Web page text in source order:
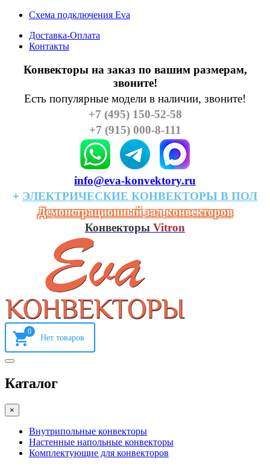
Схема подключения Eva
Доставка-Оплата
Контакты
Конвекторы на заказ по вашим размерам,
звоните!
Есть популярные модели в наличии, звоните!
+7 (495) 150-52-58
+7 (915) 000-8-111
info@eva-konvektory.ru
+ ЭЛЕКТРИЧЕСКИЕ КОHВЕКТОРЫ В ПОЛ
Демонстрационный зал конвекторов
Конвекторы Vitron
0
Каталог
×
Внутрипольные конвекторы
Настенные напольные конвекторы
Комплектующие для конвекторов